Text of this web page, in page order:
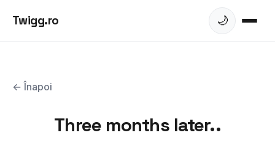
Twigg.ro 🌙
← Înapoi
Three months later..